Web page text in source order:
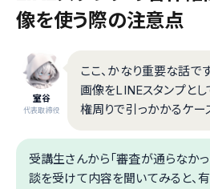
像を使う際の注意点
室谷
代表取締役
ここ、かなり重要な話で
画像をLINEスタンプと
権周りで引っかかるケー
受講生さんから「審査が通らなかっ
談を受けて内容を聞いてみると、